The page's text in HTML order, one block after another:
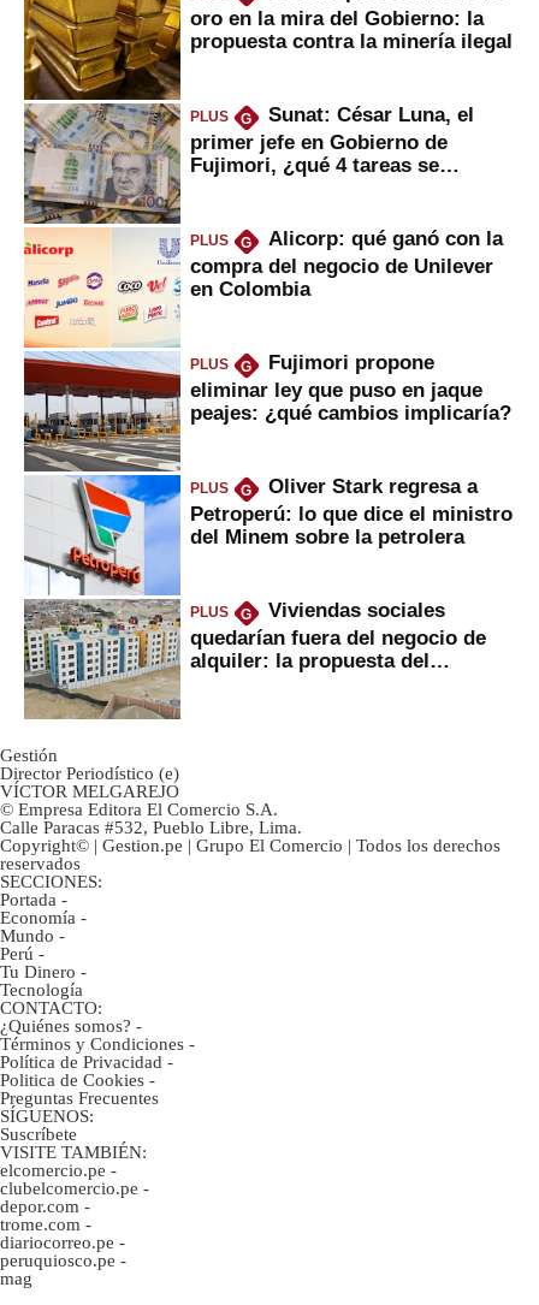
oro en la mira del Gobierno: la
propuesta contra la minería ilegal
PLUS G
Sunat: César Luna, el
primer jefe en Gobierno de
Fujimori, ¿qué 4 tareas se
PLUS G
Alicorp: qué ganó con la
compra del negocio de Unilever
en Colombia
PLUS G
Fujimori propone
eliminar ley que puso en jaque
peajes: ¿qué cambios implicaría?
PLUS G
Oliver Stark regresa a
Petroperú: lo que dice el ministro
del Minem sobre la petrolera
PLUS G
Viviendas sociales
quedarían fuera del negocio de
alquiler: la propuesta del
Gestión
Director Periodístico (e)
VÍCTOR MELGAREJO
© Empresa Editora El Comercio S.A.
Calle Paracas #532, Pueblo Libre, Lima.
Copyright© | Gestion.pe | Grupo El Comercio | Todos los derechos
reservados
SECCIONES:
Portada -
Economía -
Mundo -
Perú -
Tu Dinero -
Tecnología
CONTACTO:
¿Quiénes somos? -
Términos y Condiciones -
Política de Privacidad -
Politica de Cookies -
Preguntas Frecuentes
SÍGUENOS:
Suscríbete
VISITE TAMBIÉN:
elcomercio.pe -
clubelcomercio.pe -
depor.com -
trome.com -
diariocorreo.pe -
peruquiosco.pe -
mag